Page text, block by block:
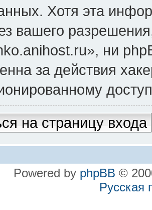
Хотя эта
вашего
ни
за действия
на страницу входа
Powered by phpBB ©
Русская